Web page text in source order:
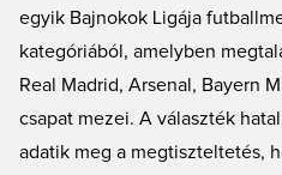
egyik Bajnokok Ligája
kategóriából, amelyben
Real Madrid, Arsenal, Bayern
csapat mezei. A választék
adatik meg a megtiszteltetés,